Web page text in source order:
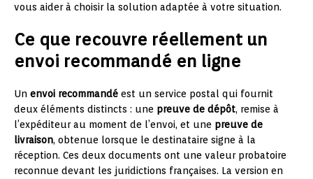
vous aider à choisir la solution adaptée à votre situation.
Ce que recouvre réellement un
envoi recommandé en ligne
Un envoi recommandé est un service postal qui fournit
deux éléments distincts : une preuve de dépôt, remise à
l’expéditeur au moment de l’envoi, et une preuve de
livraison, obtenue lorsque le destinataire signe à la
réception. Ces deux documents ont une valeur probatoire
reconnue devant les juridictions françaises. La version en